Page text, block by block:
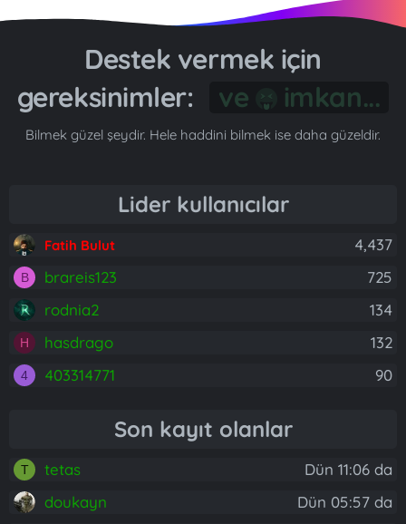
Destek vermek için
gereksinimler:
Gönül...
Bilmek güzel şeydir. Hele haddini bilmek ise daha güzeldir.
Lider kullanıcılar
Fatih Bulut 4,437
B brareis123
725
rodnia2
134
H hasdrago 132
4 403314771 90
Son kayıt olanlar
T tetas
Dün 11:06 da
doukayn
Dün 05:57 da